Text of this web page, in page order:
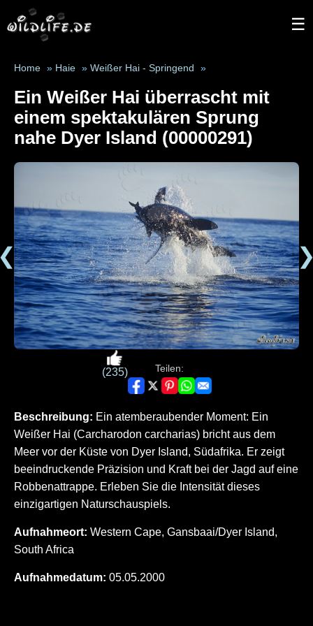
☰
Home » Haie » Weißer Hai - Springend »
Ein Weißer Hai überrascht mit
einem spektakulären Sprung
nahe Dyer Island (00000291)
(235) Teilen:
Beschreibung: Ein atemberaubender Moment: Ein
Weißer Hai (Carcharodon carcharias) bricht aus dem
Meer vor der Küste von Dyer Island, Südafrika. Er zeigt
beeindruckende Präzision und Kraft bei der Jagd auf eine
Robbenattrappe. Erleben Sie die Intensität dieses
einzigartigen Naturschauspiels.
Aufnahmeort: Western Cape, Gansbaai/Dyer Island,
South Africa
Aufnahmedatum: 05.05.2000